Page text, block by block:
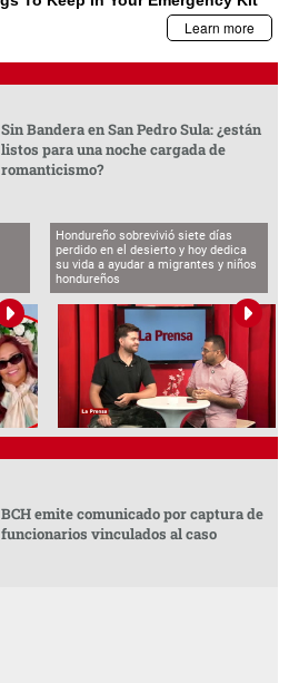
Sin Bandera en San Pedro Sula: ¿están
listos para una noche cargada de
romanticismo?
Hondureño sobrevivió siete días
perdido en el desierto y hoy dedica
su vida a ayudar a migrantes y niños
hondureños
BCH emite comunicado por captura de
funcionarios vinculados al caso